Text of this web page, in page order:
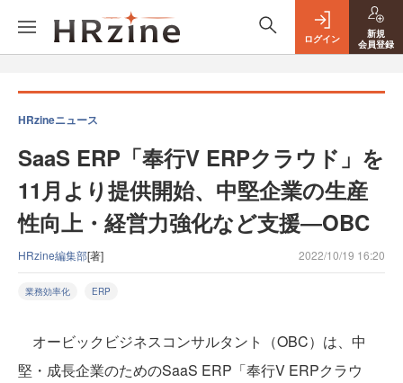
ログイン
新規
会員登録
HRzineニュース
SaaS ERP「奉行V ERPクラウド」を
11月より提供開始、中堅企業の生産
性向上・経営力強化など支援―OBC
HRzine編集部[著] 2022/10/19 16:20
業務効率化 ERP
オービックビジネスコンサルタント（OBC）は、中
堅・成長企業のためのSaaS ERP「奉行V ERPクラウ